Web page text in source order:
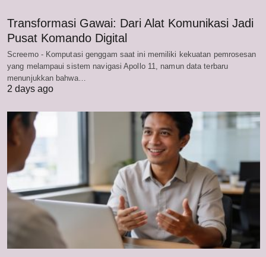
Transformasi Gawai: Dari Alat Komunikasi Jadi
Pusat Komando Digital
Screemo - Komputasi genggam saat ini memiliki kekuatan pemrosesan
yang melampaui sistem navigasi Apollo 11, namun data terbaru
menunjukkan bahwa…
2 days ago